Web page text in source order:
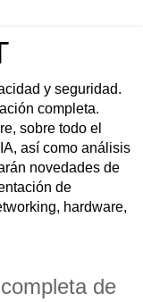
y seguridad.
completa.
sobre todo el
así como análisis
novedades de
de
hardware,
de